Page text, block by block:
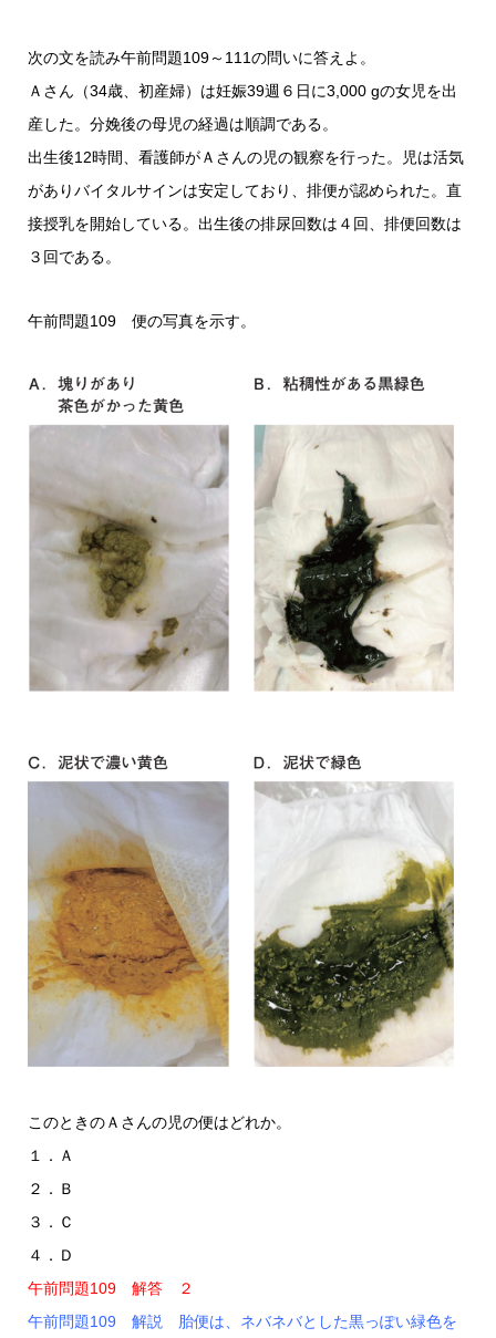
次の文を読み午前問題109～111の問いに答えよ。
Ａさん（34歳、初産婦）は妊娠39週６日に3,000 gの女児を出
産した。分娩後の母児の経過は順調である。
出生後12時間、看護師がＡさんの児の観察を行った。児は活気
がありバイタルサインは安定しており、排便が認められた。直
接授乳を開始している。出生後の排尿回数は４回、排便回数は
３回である。
午前問題109 便の写真を示す。
このときのＡさんの児の便はどれか。
１．Ａ
２．Ｂ
３．Ｃ
４．Ｄ
午前問題109 解答 ２
午前問題109 解説 胎便は、ネバネバとした黒っぽい緑色を